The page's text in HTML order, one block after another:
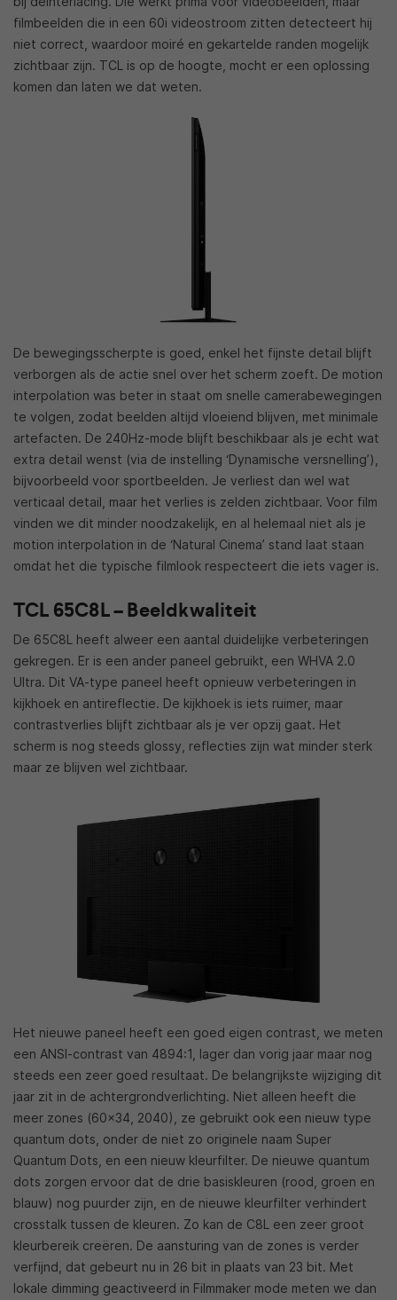
filmbeelden die in een 60i videostroom zitten detecteert hij
niet correct, waardoor moiré en gekartelde randen mogelijk
zichtbaar zijn. TCL is op de hoogte, mocht er een oplossing
komen dan laten we dat weten.
De bewegingsscherpte is goed, enkel het fijnste detail blijft
verborgen als de actie snel over het scherm zoeft. De motion
interpolation was beter in staat om snelle camerabewegingen
te volgen, zodat beelden altijd vloeiend blijven, met minimale
artefacten. De 240Hz-mode blijft beschikbaar als je echt wat
extra detail wenst (via de instelling ‘Dynamische versnelling’),
bijvoorbeeld voor sportbeelden. Je verliest dan wel wat
verticaal detail, maar het verlies is zelden zichtbaar. Voor film
vinden we dit minder noodzakelijk, en al helemaal niet als je
motion interpolation in de ‘Natural Cinema’ stand laat staan
omdat het die typische filmlook respecteert die iets vager is.
TCL 65C8L – Beeldkwaliteit
De 65C8L heeft alweer een aantal duidelijke verbeteringen
gekregen. Er is een ander paneel gebruikt, een WHVA 2.0
Ultra. Dit VA-type paneel heeft opnieuw verbeteringen in
kijkhoek en antireflectie. De kijkhoek is iets ruimer, maar
contrastverlies blijft zichtbaar als je ver opzij gaat. Het
scherm is nog steeds glossy, reflecties zijn wat minder sterk
maar ze blijven wel zichtbaar.
Het nieuwe paneel heeft een goed eigen contrast, we meten
een ANSI-contrast van 4894:1, lager dan vorig jaar maar nog
steeds een zeer goed resultaat. De belangrijkste wijziging dit
jaar zit in de achtergrondverlichting. Niet alleen heeft die
meer zones (60×34, 2040), ze gebruikt ook een nieuw type
quantum dots, onder de niet zo originele naam Super
Quantum Dots, en een nieuw kleurfilter. De nieuwe quantum
dots zorgen ervoor dat de drie basiskleuren (rood, groen en
blauw) nog puurder zijn, en de nieuwe kleurfilter verhindert
crosstalk tussen de kleuren. Zo kan de C8L een zeer groot
kleurbereik creëren. De aansturing van de zones is verder
verfijnd, dat gebeurt nu in 26 bit in plaats van 23 bit. Met
lokale dimming geactiveerd in Filmmaker mode meten we dan